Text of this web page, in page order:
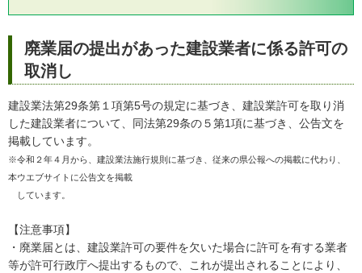
廃業届の提出があった建設業者に係る許可の
取消し
建設業法第29条第１項第5号の規定に基づき、建設業許可を取り消
した建設業者について、同法第29条の５第1項に基づき、公告文を
掲載しています。
※令和２年４月から、建設業法施行規則に基づき、従来の県公報への掲載に代わり、
本ウエブサイトに公告文を掲載
しています。
【注意事項】
・廃業届とは、建設業許可の要件を欠いた場合に許可を有する業者
等が許可行政庁へ提出するもので、これが提出されることにより、